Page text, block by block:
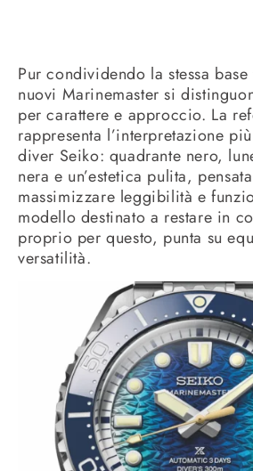
Pur condividendo la stessa
nuovi Marinemaster si
per carattere e approccio. La
rappresenta l’interpretazione
diver Seiko: quadrante nero,
nera e un’estetica pulita,
massimizzare leggibilità e
modello destinato a restare in
proprio per questo, punta su
versatilità.